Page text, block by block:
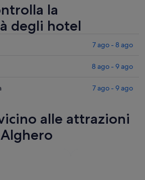
la
degli hotel
7 ago - 8 ago
8 ago - 9 ago
7 ago - 9 ago
alle attrazioni